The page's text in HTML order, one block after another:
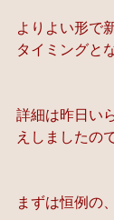
よりよい形で
タイミングと
詳細は昨日い
えしましたの
まずは恒例の